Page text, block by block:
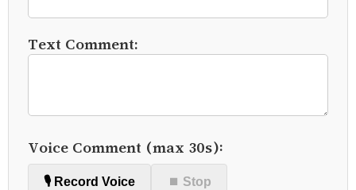
Text Comment:
Voice Comment (max 30s):
🎙️ Record Voice ⏹ Stop